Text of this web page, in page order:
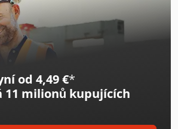
od 4,49 €*
11 milionů kupujících